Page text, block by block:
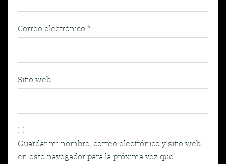
Correo electrónico *
Sitio web
Guardar mi nombre, correo electrónico y sitio web
en este navegador para la próxima vez que